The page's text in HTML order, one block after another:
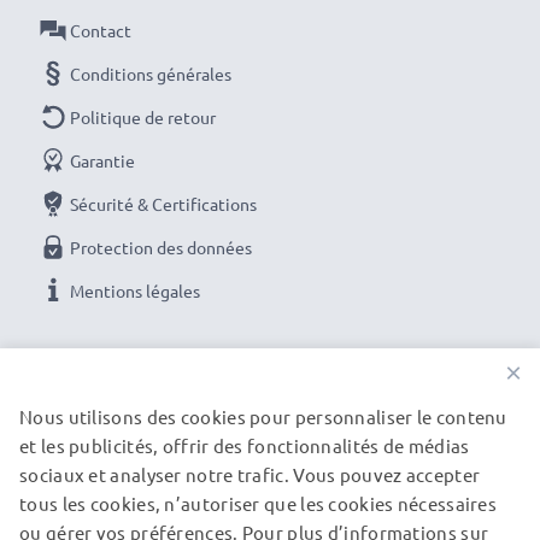
Matière:Plastique
Forme:Cylindrique / Rond
Des couleurs et des détails photo brillants avec ce
Cylindrique / Rond baïonnette Pare-soleil de
livraison rapide et une garantie de 3 ans !
Contact
Conditions générales
Politique de retour
Garantie
Sécurité & Certifications
Protection des données
Mentions légales
NOS PARTENAIRES DE LIVRAISON
×
Nous utilisons des cookies pour personnaliser le contenu
et les publicités, offrir des fonctionnalités de médias
sociaux et analyser notre trafic. Vous pouvez accepter
tous les cookies, n’autoriser que les cookies nécessaires
ou gérer vos préférences. Pour plus d’informations sur